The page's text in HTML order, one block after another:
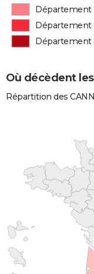
Département
Département
Département
Où décèdent
Répartition des